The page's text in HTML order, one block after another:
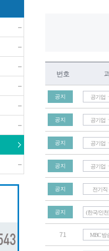
번호
공지 공기업
공지 공기업
공지 공기업
공지 공기업
공지 전기직
공지 (한국/인
71 MBC 방